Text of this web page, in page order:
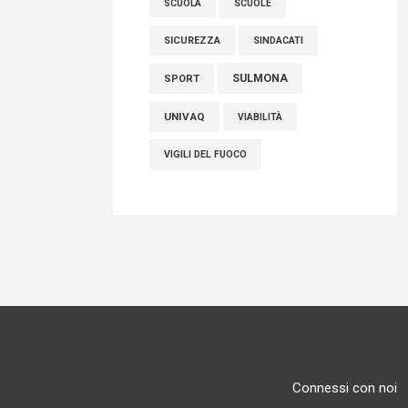
SCUOLA SCUOLE
SICUREZZA SINDACATI
SPORT SULMONA
UNIVAQ VIABILITÀ
VIGILI DEL FUOCO
Connessi con noi